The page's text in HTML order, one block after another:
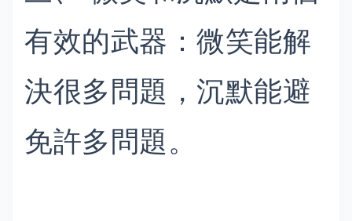
有效的武器：微笑能解
決很多問題，沉默能避
免許多問題。